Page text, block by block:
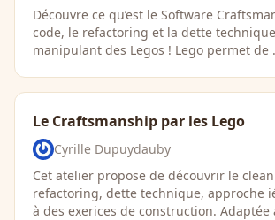
Découvre ce qu’est le Software
code, le refactoring et la dette
manipulant des Legos ! Lego permet de
Le Craftsmanship par les Lego
Cyrille Dupuydauby
Cet atelier propose de découvrir le
refactoring, dette technique, approche
à des exerices de construction. Adaptée